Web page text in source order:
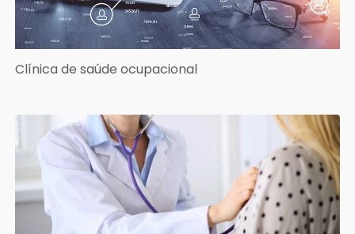
Clínica de saúde ocupacional